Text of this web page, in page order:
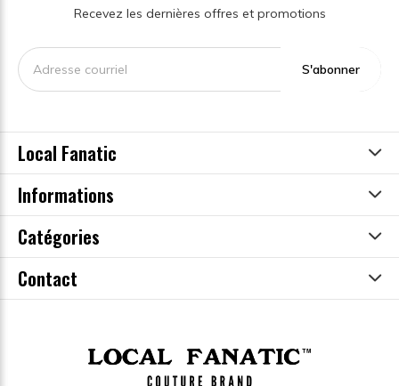
Recevez les dernières offres et promotions
S'abonner
Local Fanatic
Informations
Catégories
Contact